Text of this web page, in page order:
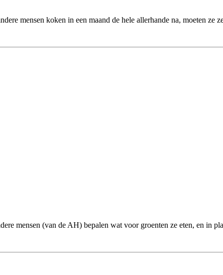
mensen koken in een maand de hele allerhande na, moeten ze
mensen (van de AH) bepalen wat voor groenten ze eten, en in